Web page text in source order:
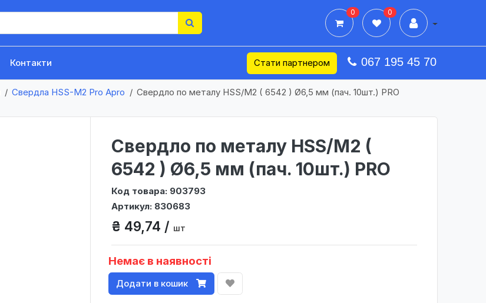
0 0
Контакти Стати партнером 067 195 45 70
Свердла HSS-М2 Pro Apro Свердло по металу HSS/M2 ( 6542 ) Ø6,5 мм (пач. 10шт.) PRO
Свердло по металу HSS/M2 (
6542 ) Ø6,5 мм (пач. 10шт.) PRO
Код товара: 903793
Артикул: 830683
₴ 49,74 / шт
Немає в наявності
Додати в кошик